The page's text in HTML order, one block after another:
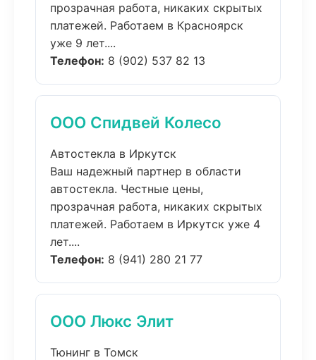
прозрачная работа, никаких скрытых
платежей. Работаем в Красноярск
уже 9 лет....
Телефон: 8 (902) 537 82 13
ООО Спидвей Колесо
Автостекла в Иркутск
Ваш надежный партнер в области
автостекла. Честные цены,
прозрачная работа, никаких скрытых
платежей. Работаем в Иркутск уже 4
лет....
Телефон: 8 (941) 280 21 77
ООО Люкс Элит
Тюнинг в Томск